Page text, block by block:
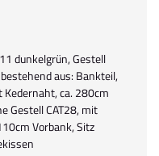
dunkelgrün, Gestell
aus: Bankteil,
ca. 280cm
Gestell CAT28, mit
Vorbank, Sitz